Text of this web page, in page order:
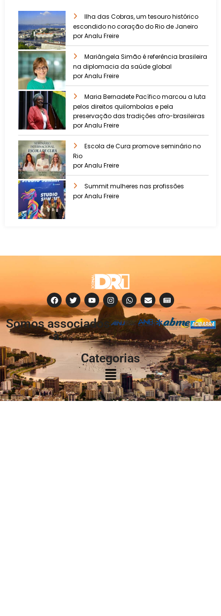
Ilha das Cobras, um tesouro histórico
escondido no coração do Rio de Janeiro
por Analu Freire
Mariângela Simão é referência brasileira
na diplomacia da saúde global
por Analu Freire
Maria Bernadete Pacífico marcou a luta
pelos direitos quilombolas e pela
preservação das tradições afro-brasileiras
por Analu Freire
Escola de Cura promove seminário no
Rio
por Analu Freire
Summit mulheres nas profissões
por Analu Freire
Somos associados
à:
Categorias